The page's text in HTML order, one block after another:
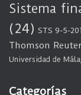
Sistema
(24) STS 9-5-
Thomson
Universidad de
Categorías